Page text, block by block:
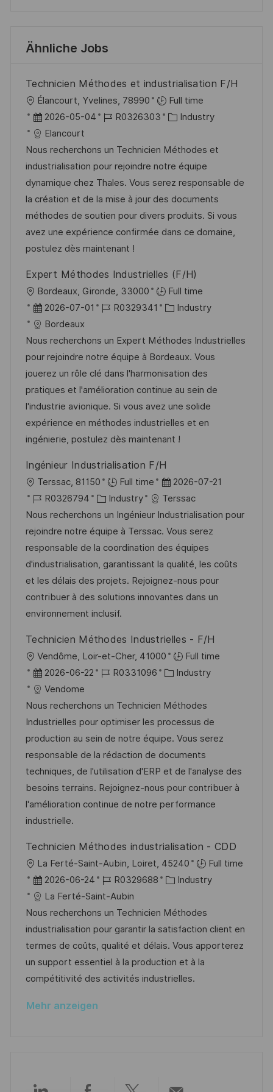
Ähnliche Jobs
Technicien Méthodes et industrialisation F/H
O
r
t
Élancourt, Yvelines, 78990
Full time
D
a
t
u
m
d
e
r
V
r
ö
f
f
e
n
t
l
i
c
h
u
n
g
2026-05-04
J
b
-
I
D
R0326303
K
t
e
g
o
r
i
Industry
Elancourt
Nous recherchons un Technicien Méthodes et
industrialisation pour rejoindre notre équipe
dynamique chez Thales. Vous serez responsable de
la création et de la mise à jour des documents
méthodes de soutien pour divers produits. Si vous
avez une expérience confirmée dans ce domaine,
postulez dès maintenant !
Expert Méthodes Industrielles (F/H)
O
r
t
Bordeaux, Gironde, 33000
Full time
D
a
t
u
m
d
e
r
V
r
ö
f
f
e
n
t
l
i
c
h
u
n
g
2026-07-01
J
b
-
I
D
R0329341
K
t
e
g
o
r
i
e
Industry
Bordeaux
Nous recherchons un Expert Méthodes Industrielles
pour rejoindre notre équipe à Bordeaux. Vous
jouerez un rôle clé dans l'harmonisation des
pratiques et l'amélioration continue au sein de
l'industrie avionique. Si vous avez une solide
expérience en méthodes industrielles et en
ingénierie, postulez dès maintenant !
Ingénieur Industrialisation F/H
O
r
t
Terssac, 81150 Full time
D
a
t
u
m
d
e
r
r
ö
e
n
t
l
c
h
n
g
2026-07-21
J
o
b
-
I
D
R0326794
K
a
t
e
g
o
r
i
Industry
Terssac
Nous recherchons un Ingénieur Industrialisation pour
rejoindre notre équipe à Terssac. Vous serez
responsable de la coordination des équipes
d'industrialisation, garantissant la qualité, les coûts
et les délais des projets. Rejoignez-nous pour
contribuer à des solutions innovantes dans un
environnement inclusif.
Technicien Méthodes Industrielles - F/H
O
r
t
Vendôme, Loir-et-Cher, 41000
Full time
D
a
t
u
m
d
e
r
V
e
ö
f
f
e
n
t
l
i
c
h
2026-06-22
J
b
-
I
D
R0331096
K
t
e
g
o
r
i
e
Industry
Vendome
Nous recherchons un Technicien Méthodes
Industrielles pour optimiser les processus de
production au sein de notre équipe. Vous serez
responsable de la rédaction de documents
techniques, de l'utilisation d'ERP et de l'analyse des
besoins terrains. Rejoignez-nous pour contribuer à
l'amélioration continue de notre performance
industrielle.
Technicien Méthodes industrialisation - CDD
O
r
t
La Ferté-Saint-Aubin, Loiret, 45240
Full time
D
a
t
u
m
d
e
V
2026-06-24
J
o
b
-
I
D
R0329688
K
t
e
g
o
r
Industry
La Ferté-Saint-Aubin
Nous recherchons un Technicien Méthodes
industrialisation pour garantir la satisfaction client en
termes de coûts, qualité et délais. Vous apporterez
un support essentiel à la production et à la
compétitivité des activités industrielles.
Mehr anzeigen